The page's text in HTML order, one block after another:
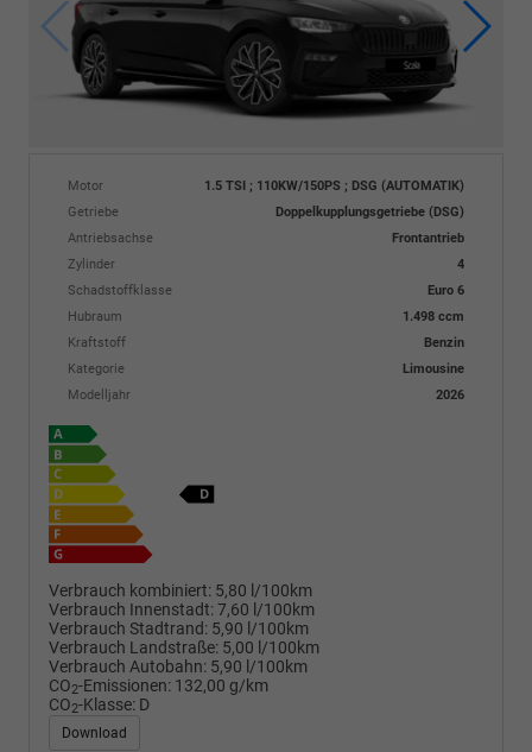
Motor
1.5 TSI ; 110KW/150PS ; DSG (AUTOMATIK)
Getriebe
Doppelkupplungsgetriebe (DSG)
Antriebsachse
Frontantrieb
Zylinder
4
Schadstoffklasse
Euro 6
Hubraum
1.498 ccm
Kraftstoff
Benzin
Kategorie
Limousine
Modelljahr
2026
Verbrauch kombiniert: 5,80 l/100km
Verbrauch Innenstadt:7,60 l/100km
Verbrauch Stadtrand: 5,90 l/100km
Verbrauch Landstraße: 5,00 l/100km
Verbrauch Autobahn: 5,90 l/100km
CO2-Emissionen: 132,00 g/km
CO2-Klasse: D
Download